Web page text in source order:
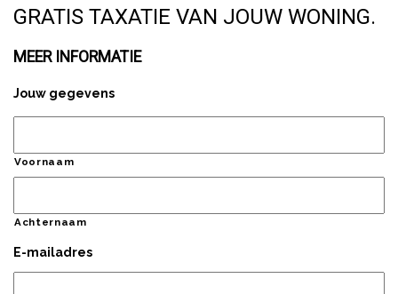
GRATIS TAXATIE VAN JOUW WONING.
MEER INFORMATIE
Jouw gegevens
Voornaam
Achternaam
E-mailadres